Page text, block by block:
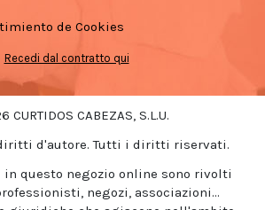
de Cookies
Recedi dal contratto qui
CURTIDOS CABEZAS, S.L.U.
d'autore. Tutti i diritti riservati.
questo negozio online sono rivolti
negozi, associazioni...